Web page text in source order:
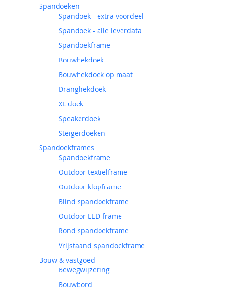
Spandoeken
Spandoek - extra voordeel
Spandoek - alle leverdata
Spandoekframe
Bouwhekdoek
Bouwhekdoek op maat
Dranghekdoek
XL doek
Speakerdoek
Steigerdoeken
Spandoekframes
Spandoekframe
Outdoor textielframe
Outdoor klopframe
Blind spandoekframe
Outdoor LED-frame
Rond spandoekframe
Vrijstaand spandoekframe
Bouw & vastgoed
Bewegwijzering
Bouwbord